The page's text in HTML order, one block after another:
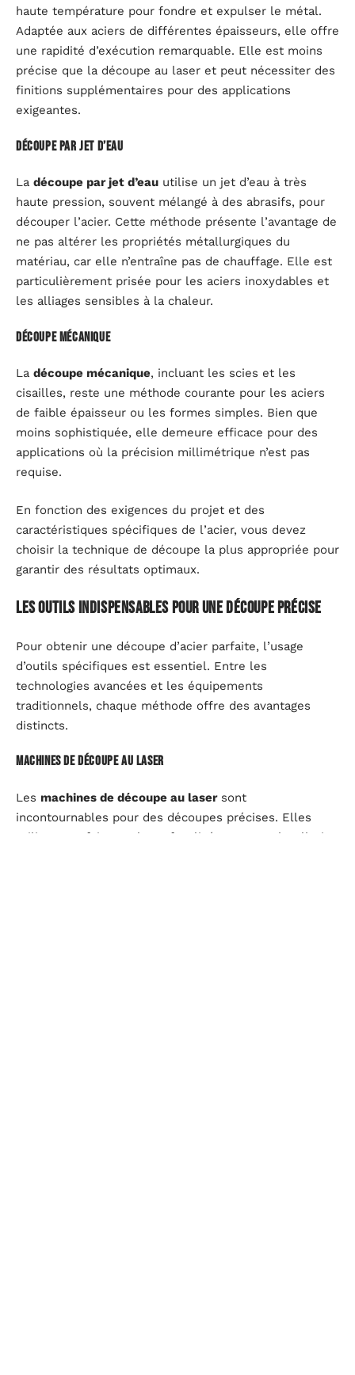
haute température pour fondre et expulser le métal.
Adaptée aux aciers de différentes épaisseurs, elle offre
une rapidité d’exécution remarquable. Elle est moins
précise que la découpe au laser et peut nécessiter des
finitions supplémentaires pour des applications
exigeantes.
Découpe par jet d’eau
La découpe par jet d’eau utilise un jet d’eau à très
haute pression, souvent mélangé à des abrasifs, pour
découper l’acier. Cette méthode présente l’avantage de
ne pas altérer les propriétés métallurgiques du
matériau, car elle n’entraîne pas de chauffage. Elle est
particulièrement prisée pour les aciers inoxydables et
les alliages sensibles à la chaleur.
Découpe mécanique
La découpe mécanique, incluant les scies et les
cisailles, reste une méthode courante pour les aciers
de faible épaisseur ou les formes simples. Bien que
moins sophistiquée, elle demeure efficace pour des
applications où la précision millimétrique n’est pas
requise.
En fonction des exigences du projet et des
caractéristiques spécifiques de l’acier, vous devez
choisir la technique de découpe la plus appropriée pour
garantir des résultats optimaux.
Les outils indispensables pour une découpe précise
Pour obtenir une découpe d’acier parfaite, l’usage
d’outils spécifiques est essentiel. Entre les
technologies avancées et les équipements
traditionnels, chaque méthode offre des avantages
distincts.
Machines de découpe au laser
Les machines de découpe au lasersont
incontournables pour des découpes précises. Elles
utilisent un faisceau laser focalisé pour trancher l’acier